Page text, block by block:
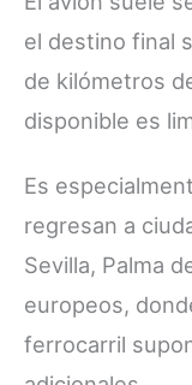
el destino final
de kilómetros
disponible es
Es
regresan a
Sevilla, Palma
europeos,
ferrocarril